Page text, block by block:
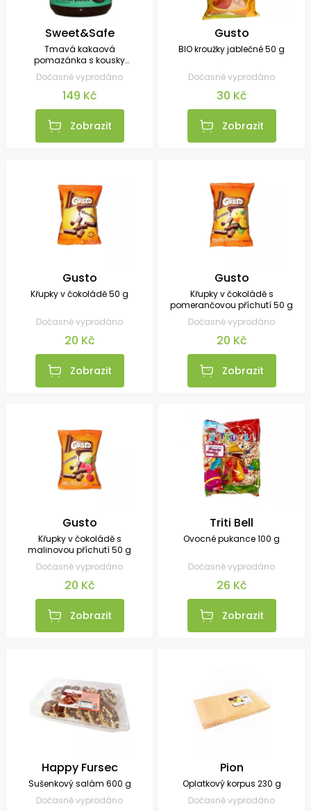
Sweet&Safe
Tmavá kakaová
pomazánka s kousky
lískových oříšků 220 g
Dočasně vyprodáno
149 Kč
Zobrazit
Gusto
BIO kroužky jablečné 50 g
Dočasně vyprodáno
30 Kč
Zobrazit
Gusto
Křupky v čokoládě 50 g
Dočasně vyprodáno
20 Kč
Zobrazit
Gusto
Křupky v čokoládě s
pomerančovou příchutí 50 g
Dočasně vyprodáno
20 Kč
Zobrazit
Gusto
Křupky v čokoládě s
malinovou příchutí 50 g
Dočasně vyprodáno
20 Kč
Zobrazit
Triti Bell
Ovocné pukance 100 g
Dočasně vyprodáno
26 Kč
Zobrazit
Happy Fursec
Sušenkový salám 600 g
Dočasně vyprodáno
Pion
Oplatkový korpus 230 g
Dočasně vyprodáno